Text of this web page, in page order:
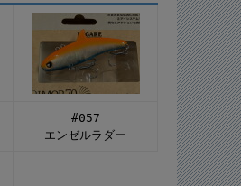
#057
エンゼルラダー